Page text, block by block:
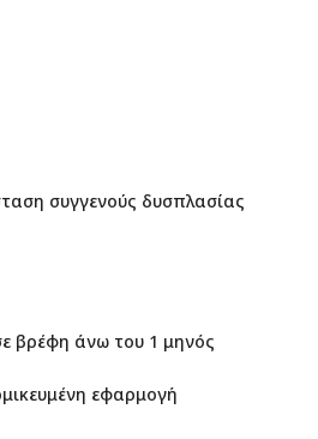
συγγενούς δυσπλασίας
βρέφη άνω του 1 μηνός
εφαρμογή